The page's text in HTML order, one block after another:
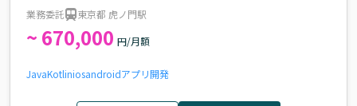
業務委託 東京都 虎ノ門駅
~ 670,000 円/月額
JavaKotliniosandroidアプリ開発